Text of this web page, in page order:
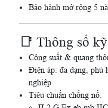
Bảo hành mở rộng 5
📑 Thông số
Công suất & quang
Điện áp: đa dạng, phù
nghiệp
Tiêu chuẩn chống nổ: